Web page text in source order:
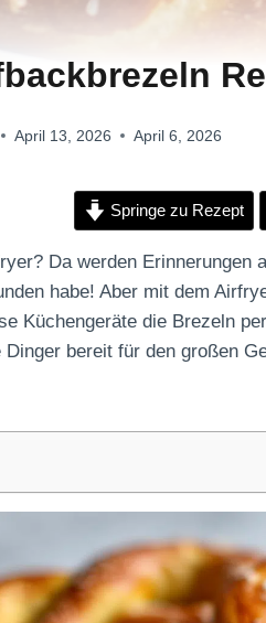
April 13, 2026 April 6, 2026
Springe zu Rezept
Da werden
habe! Aber mit dem
Küchengeräte die Brezeln
bereit für den großen